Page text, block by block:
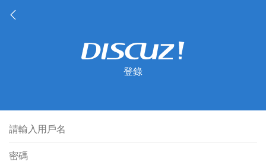
登錄